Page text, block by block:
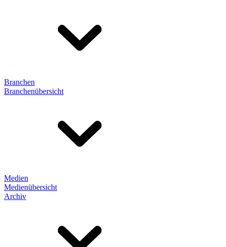
Branchen
Branchenübersicht
Medien
Medienübersicht
Archiv